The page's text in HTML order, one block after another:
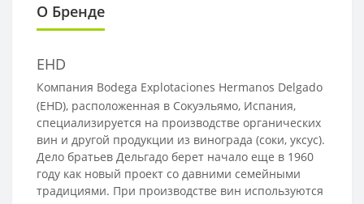
О Бренде
EHD
Компания Bodega Explotaciones Hermanos Delgado
(EHD), расположенная в Сокуэльямо, Испания,
специализируется на производстве органических
вин и другой продукции из винограда (соки, уксус).
Дело братьев Дельгадо берет начало еще в 1960
году как новый проект со давними семейными
традициями. При производстве вин используются